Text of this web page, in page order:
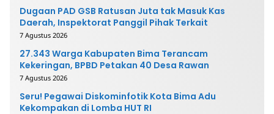
Dugaan PAD GSB Ratusan Juta tak Masuk Kas
Daerah, Inspektorat Panggil Pihak Terkait
7 Agustus 2026
27.343 Warga Kabupaten Bima Terancam
Kekeringan, BPBD Petakan 40 Desa Rawan
7 Agustus 2026
Seru! Pegawai Diskominfotik Kota Bima Adu
Kekompakan di Lomba HUT RI